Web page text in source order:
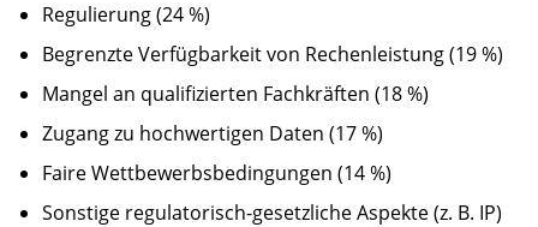
Regulierung (24 %)
Begrenzte Verfügbarkeit von Rechenleistung (19 %)
Mangel an qualifizierten Fachkräften (18 %)
Zugang zu hochwertigen Daten (17 %)
Faire Wettbewerbsbedingungen (14 %)
Sonstige regulatorisch-gesetzliche Aspekte (z. B. IP)